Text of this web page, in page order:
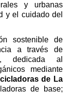
y urbanas
y el cuidado del
sostenible de
a través de
, dedicada al
mediante
de La
de base;